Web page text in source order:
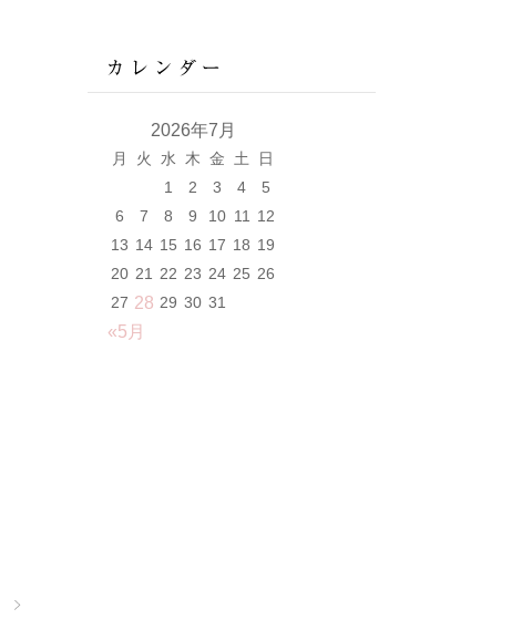
2026年7月
月 火 水 木 金 土
日
1
2 3 4
5
6
7 8 9 10 11
12
13 14 15 16 17 18 19
20 21 22 23 24 25 26
27 28 29 30 31
«5月